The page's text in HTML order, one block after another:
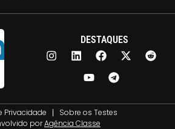
DESTAQUES
Privacidade
Sobre os Testes
porAgência Classe